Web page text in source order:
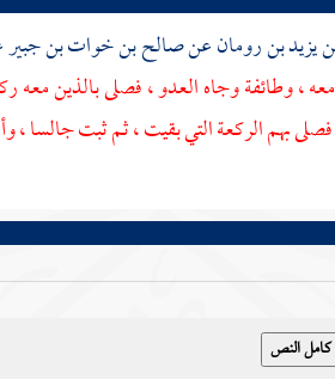
يزيد بن رومانعنصالح بن خوات بن جبير
، وطائفة وجاه العدو ، فصلى بالذين معه
بهم الركعة التي بقيت ، ثم ثبت جالسا ،